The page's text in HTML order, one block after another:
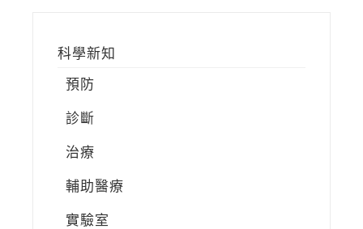
科學新知
預防
診斷
治療
輔助醫療
實驗室